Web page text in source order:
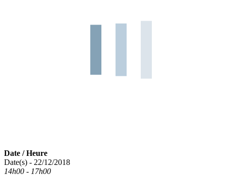
Date / Heure
Date(s) - 22/12/2018
14h00 - 17h00